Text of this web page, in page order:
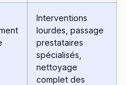
Interventions
lourdes, passage
prestataires
spécialisés,
nettoyage
complet des